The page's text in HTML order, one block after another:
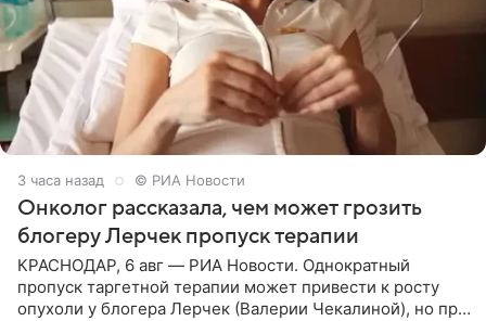
3 часа назад © РИА Новости
Онколог рассказала, чем может грозить
блогеру Лерчек пропуск терапии
КРАСНОДАР, 6 авг — РИА Новости. Однократный
пропуск таргетной терапии может привести к росту
опухоли у блогера Лерчек (Валерии Чекалиной), но при